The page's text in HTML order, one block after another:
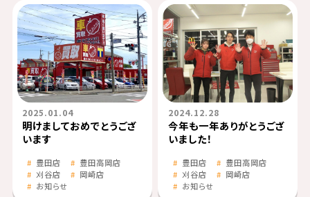
2025.01.04
明けましておめでとうござ
います
豊田店
豊田高岡店
刈谷店
岡崎店
お知らせ
2024.12.28
今年も一年ありがとうござ
いました！
豊田店
豊田高岡店
刈谷店
岡崎店
お知らせ